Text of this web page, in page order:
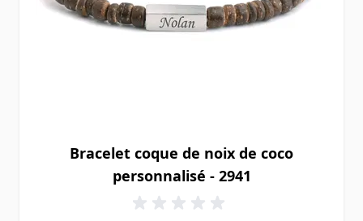
Bracelet coque de noix de coco
personnalisé - 2941